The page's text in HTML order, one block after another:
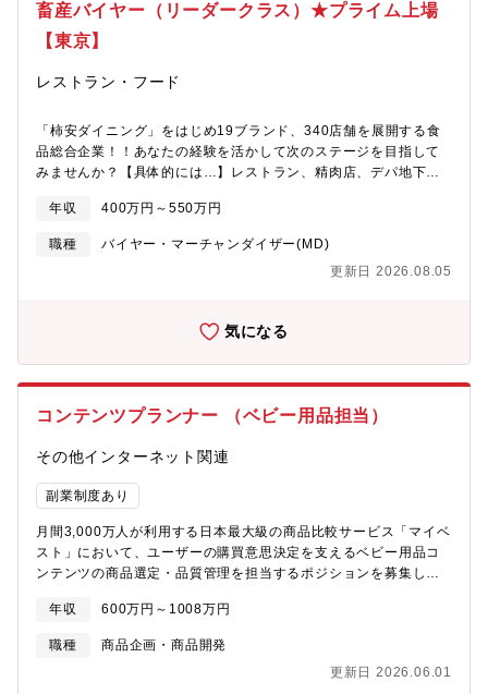
業拡大への貢献■ライセンス管理を踏まえたSCM体制の構築・
IP（知的財産）のライセンス契約管理とOEM提携による製造・物
管理・品質管理プロセスの整備による商品供給の円滑化と顧客満
WMSなどの基幹システムの選定・導入・運用による情報の一元管
理と、可視化を通じた意思決定スピードと業務効率の向上■社内改
善体制の構築社内外の関連部署との連携による業務プロセス改善
プロジェクトの推進とSCM体制の強化ーーーーーーー＜お任せし
適なツールの選定・導入による在庫管理・需要予測の高度化・デ
ータドリブンな意思決定と業務効率化の推進■生産スケジュール管
ルの徹底と遅延・コスト超過への早期対応■物流・在庫オペレーシ
と効率的な出荷体制の確立■需給計画・生産計画の策定・販売デー
タと市場動向の分析に基づくカテゴリ・チャネル別の需給計画と
生産計画の立案・発注数量と在庫水準の最適化■サプライヤー折
衝・調達業務・国内外サプライヤーとの交渉による製造ライン確
保、納期調整、コスト交渉、契約締結・安定供給と品質向上に向
備と不良・クレーム発生時の原因分析・改善策の実行・再発防止
策の実施によるブランド価値の維持■クロスファンクショナル連
携・企画、販促、販売、マーケティング、財務などとの連携によ
る需要変動・施策情報の共有・IPホルダーやライセンシーとの調
整による権利・供給両面での事業推進■継続的改善活動・KPIの監
縮、コスト削減の推進・SCMオペレーションの高度化
畜産バイヤー（リーダークラス）★プライム上場
【東京】
レストラン・フード
「柿安ダイニング」をはじめ19ブランド、340店舗を展開する食
品総合企業！！あなたの経験を活かして次のステージを目指して
みませんか？【具体的には…】レストラン、精肉店、デパ地下惣
どのMD業務。＊水産・畜産・加工品・青果などの仕入れ担当で
す。■仕入れ業務既存食材の安定供給はもちろん、流行やニーズを
とらえた食材開拓も行います。また、生産者等の仕入れ先との値
段交渉・契約、社内でも各事業担当者との交渉を行います。＊
等を通してお客様へ安心・安全な商品を提供します。取引先の展
の知識を活かして、次のヒット商品を生み出すきっかけを生み出
ス多数！【所属部署】事業本部 商品部 13名部長1名 マネージ
年収 400万円～550万円
職種
バイヤー・マーチャンダイザー(MD)
更新日 2026.08.05
気になる
コンテンツプランナー （ベビー用品担当）
その他インターネット関連
副業制度あり
月間3,000万人が利用する日本最大級の商品比較サービス「マイベ
スト」において、ユーザーの購買意思決定を支えるベビー用品コ
ンテンツの商品選定・品質管理を担当するポジションを募集しま
全体を俯瞰しながら、ユーザーが「自分に合った良い商品」を選
べるようにするサービスを展開しています。本ポジションでは、
「とても満足できる商品」を見つけるための商品選定・検証プロ
セスの確立、コンテンツ品質の管理まで、一貫して担当します。
年収 600万円～1008万円
職種
商品企画・商品開発
更新日 2026.06.01